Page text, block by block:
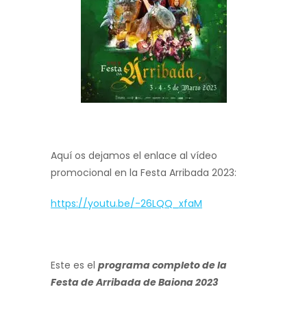
Aquí os dejamos el enlace al vídeo
promocional en la Festa Arribada 2023:
https://youtu.be/-26LQQ_xfaM
Este es el programa completo de la
Festa de Arribada de Baiona 2023